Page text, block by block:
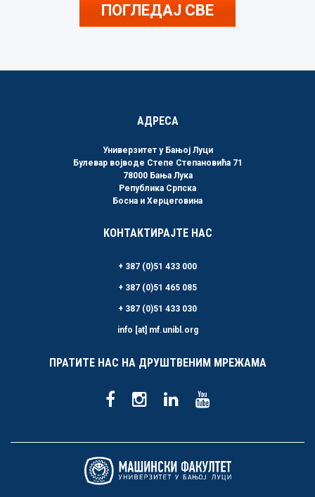
ПОГЛЕДАЈ СВЕ
АДРЕСА
Универзитет у Бањој Луци
Булевар војводе Степе Степановића 71
78000 Бања Лука
Република Српска
Босна и Херцеговина
КОНТАКТИРАЈТЕ НАС
+ 387 (0)51 433 000
+ 387 (0)51 465 085
+ 387 (0)51 433 030
info [at] mf.unibl.org
ПРАТИТЕ НАС НА ДРУШТВЕНИМ МРЕЖАМА